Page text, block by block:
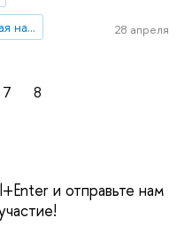
XXVI Апрельская международная научная конференция имени Е.Г. Ясина
28 апреля
7 8
и отправьте нам